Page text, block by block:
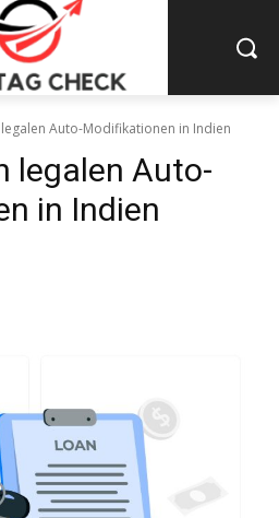
Auto-Modifikationen in Indien
legalen Auto-
in Indien